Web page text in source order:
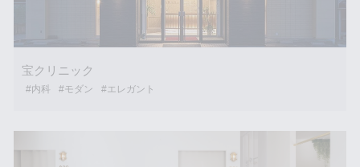
宝クリニック
#内科 #モダン #エレガント